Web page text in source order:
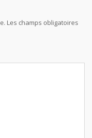
Les champs obligatoires